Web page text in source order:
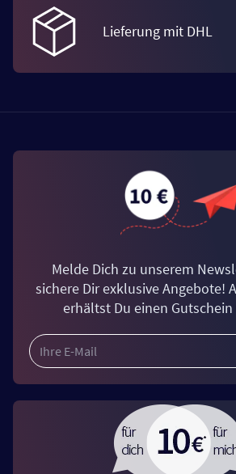
Lieferung mit DHL
Melde Dich zu unserem
sichere Dir exklusive Angebote!
erhältst Du einen